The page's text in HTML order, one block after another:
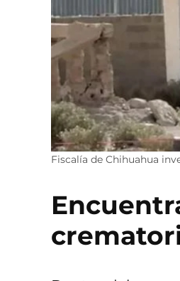
Fiscalía de Chihuahua